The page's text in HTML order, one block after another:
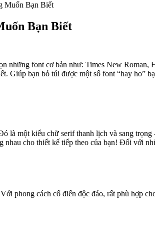
Muốn Bạn Biết
Bạn Biết
những font cơ bản như: Times New
Giúp bạn bỏ túi được một số font “hay ho”
là một kiểu chữ serif thanh lịch và sang
cho thiết kế tiếp theo của bạn! Đối với
Với phong cách cổ điển độc đáo, rất phù hợp